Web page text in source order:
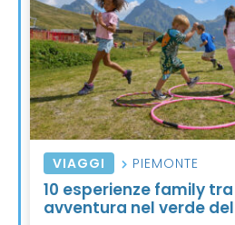
VIAGGI PIEMONTE
10 esperienze family
avventura nel verde